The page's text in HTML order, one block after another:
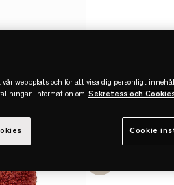
vår webbplats och för att visa dig personligt
Information om Sekretess och
Cookie